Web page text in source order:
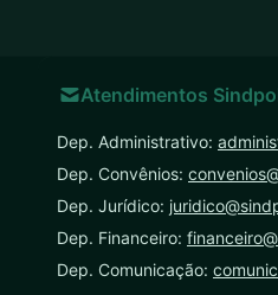
Atendimentos
Dep. Administrativo:
Dep. Convênios:
Dep. Jurídico:
Dep. Financeiro:
Dep. Comunicação: